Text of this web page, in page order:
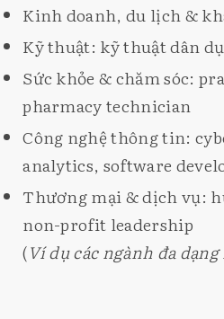
Kinh doanh, du lịch &
Kỹ thuật: kỹ thuật dân
Sức khỏe & chăm sóc:
pharmacy technician
Công nghệ thông tin:
analytics, software
Thương mại & dịch vụ:
non-profit leadership
(Ví dụ các ngành đa